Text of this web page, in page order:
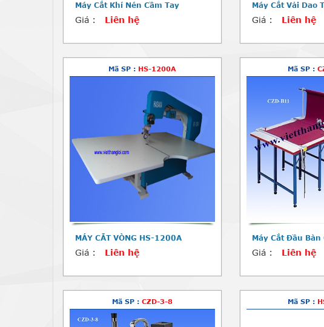
Máy Cắt Khí Nén Cầm Tay
Giá : Liên hệ
Máy Cắt Vải Dao
Giá : Liên hệ
Mã SP : HS-1200A
MÁY CẮT VÒNG HS-1200A
Giá : Liên hệ
Mã SP :
Máy Cắt Đầu Bàn
Giá : Liên hệ
Mã SP : CZD-3-8 Mã SP :